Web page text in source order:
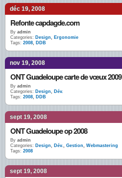
déc 19, 2008
Refonte capdagde.com
By admin
Categories: Design, Ergonomie
Tags: 2008, DDB
nov 19, 2008
ONT Guadeloupe carte de vœux 2009
By admin
Categories: Design, Dév.
Tags: 2008, DDB
sept 19, 2008
ONT Guadeloupe op 2008
By admin
Categories: Design, Dév., Gestion, Webmastering
Tags: 2008
sept 19, 2008